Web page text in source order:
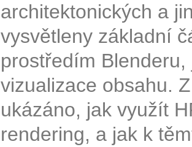
architektonických a
vysvětleny základní
prostředím
vizualizace obsahu.
ukázáno, jak využít
rendering, a jak k